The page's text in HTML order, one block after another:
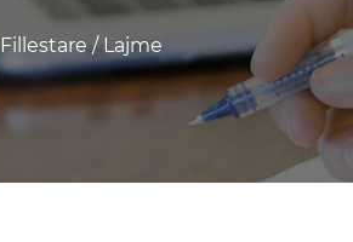
Fillestare/Lajme